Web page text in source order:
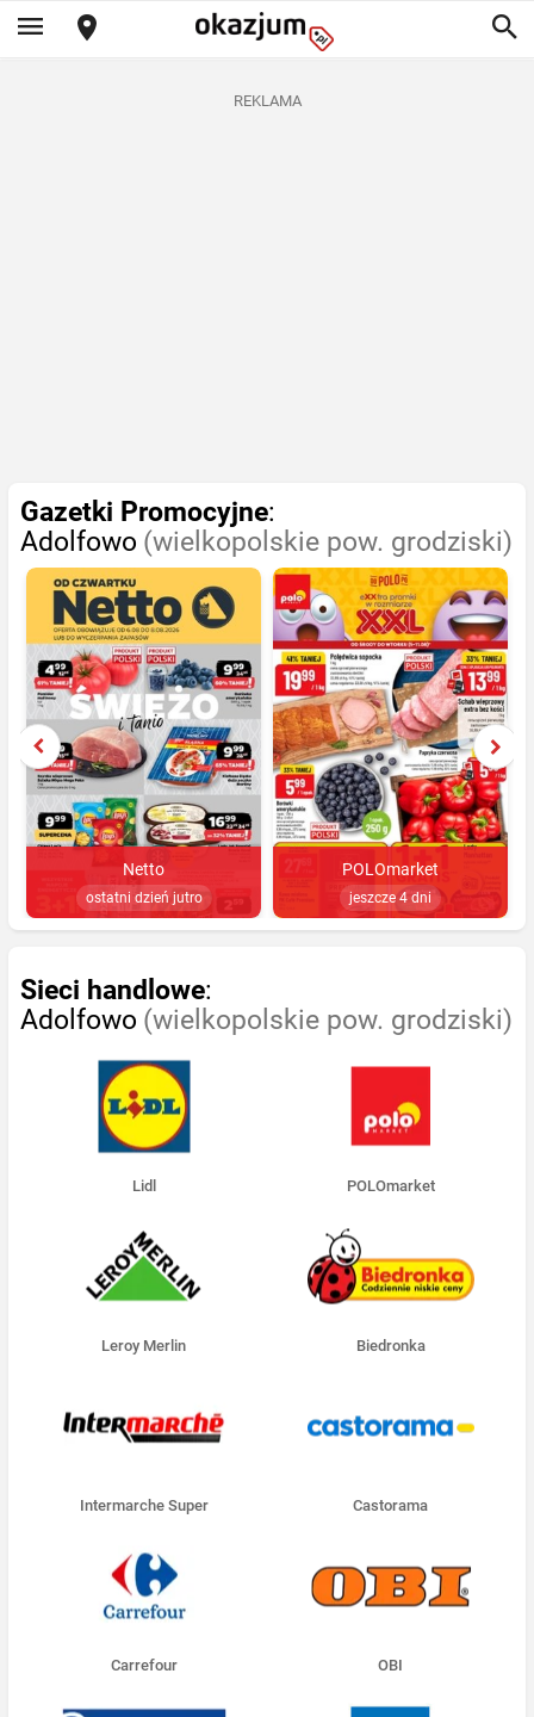
REKLAMA
Gazetki Promocyjne:
Adolfowo (wielkopolskie pow. grodziski)
Netto
ostatni dzień jutro
POLOmarket
jeszcze 4 dni
Sieci handlowe:
Adolfowo (wielkopolskie pow. grodziski)
Lidl POLOmarket
Leroy Merlin Biedronka
Intermarche Super Castorama
Carrefour OBI